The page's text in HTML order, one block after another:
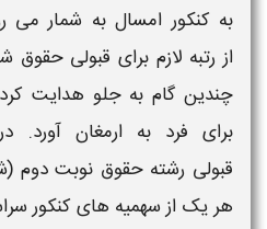
به کنکور امسال به شمار می
از رتبه لازم برای قبولی حقوق
چندین گام به جلو هدایت
برای فرد به ارمغان آورد.
قبولی رشتهحقوق نوبت دوم
هر یک از سهمیه های کنکور